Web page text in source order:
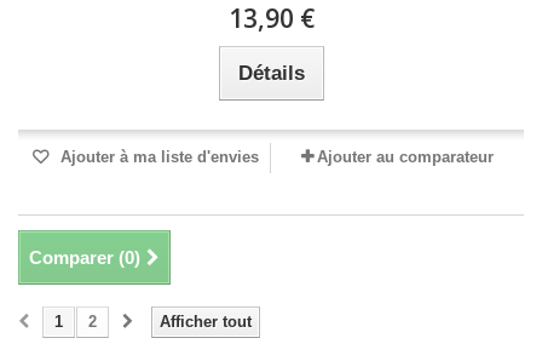
13,90 €
Détails
Ajouter à ma liste d'envies Ajouter au comparateur
Comparer (0)
Afficher tout
1 2